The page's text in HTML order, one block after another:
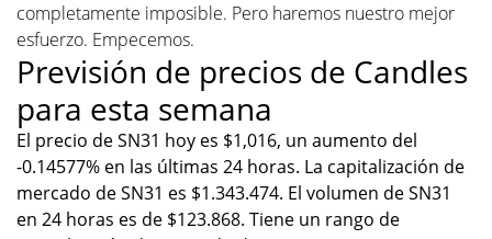
completamente imposible. Pero haremos nuestro mejor
esfuerzo. Empecemos.
Previsión de precios de Candles
para esta semana
El precio de SN31 hoy es $1,016, un aumento del
-0.14577% en las últimas 24 horas. La capitalización de
mercado de SN31 es $1.343.474. El volumen de SN31
en 24 horas es de $123.868. Tiene un rango de